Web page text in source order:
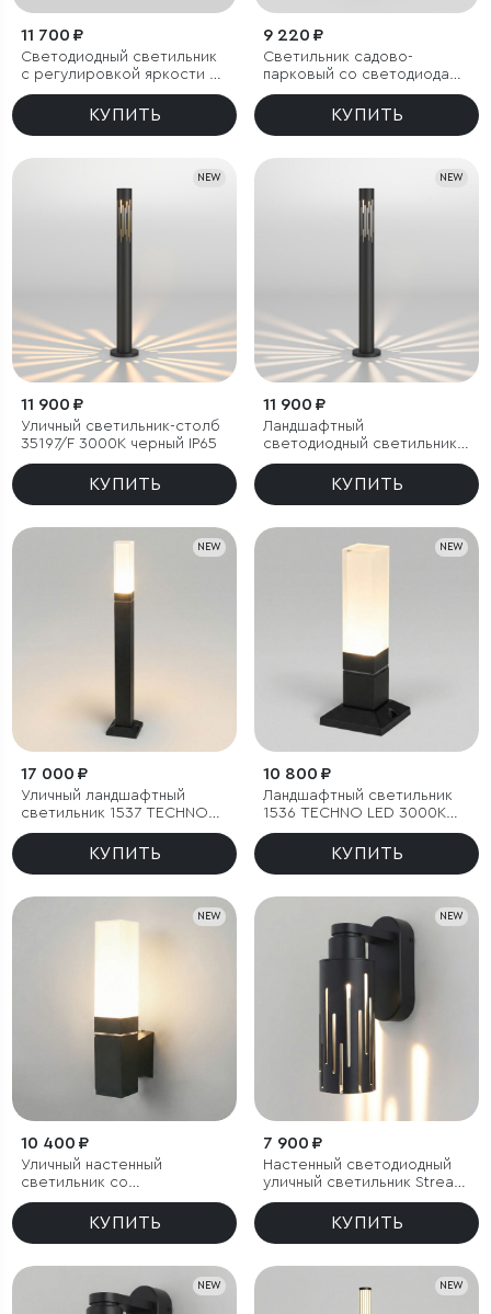
11 700 ₽
Светодиодный светильник
с регулировкой яркости и
цветовой температуры
КУПИТЬ
9 220 ₽
Светильник садово-
парковый со светодиодами
Entero черный
КУПИТЬ
NEW
11 900 ₽
Уличный светильник-столб
35197/F 3000К черный IP65
КУПИТЬ
NEW
11 900 ₽
Ландшафтный
светодиодный светильник
35197/F 4000К черный IP65
КУПИТЬ
NEW
17 000 ₽
Уличный ландшафтный
светильник 1537 TECHNO
LED 3000K чёрный
КУПИТЬ
NEW
10 800 ₽
Ландшафтный светильник
1536 TECHNO LED 3000K
чёрный IP54
КУПИТЬ
NEW
10 400 ₽
Уличный настенный
светильник со
светодиодами 1534
TECHNO LED 3000K чёрный
КУПИТЬ
NEW
7 900 ₽
Настенный светодиодный
уличный светильник Streak
3000K IP65
КУПИТЬ
NEW NEW